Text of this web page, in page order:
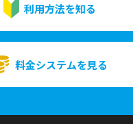
利用方法を知る
料金システムを見る